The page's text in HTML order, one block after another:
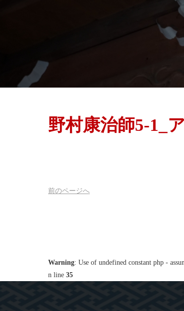
野村康治師5-1_
前のページへ
Warning: Use of undefined constant php -
n line 35